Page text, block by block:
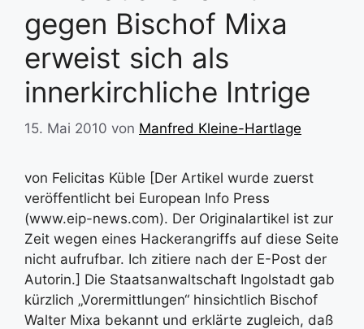
gegen Bischof Mixa
erweist sich als
innerkirchliche Intrige
15. Mai 2010 von Manfred Kleine-Hartlage
von Felicitas Küble [Der Artikel wurde zuerst
veröffentlicht bei European Info Press
(www.eip-news.com). Der Originalartikel ist zur
Zeit wegen eines Hackerangriffs auf diese Seite
nicht aufrufbar. Ich zitiere nach der E-Post der
Autorin.] Die Staatsanwaltschaft Ingolstadt gab
kürzlich „Vorermittlungen“ hinsichtlich Bischof
Walter Mixa bekannt und erklärte zugleich, daß